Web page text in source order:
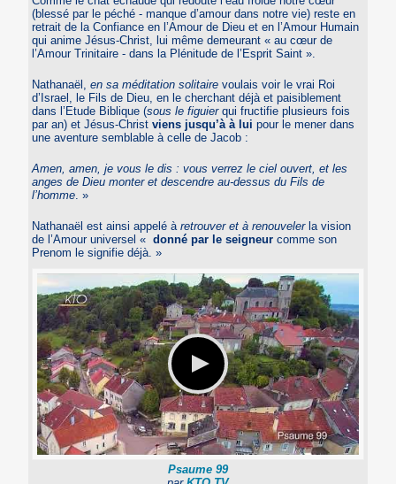
(blessé par le péché - manque d’amour dans notre vie) reste en
retrait de la Confiance en l’Amour de Dieu et en l’Amour Humain
qui anime Jésus-Christ, lui même demeurant « au cœur de
l’Amour Trinitaire - dans la Plénitude de l’Esprit Saint ».
Nathanaël,en sa méditation solitaire voulais voir le vrai Roi
d’Israel, le Fils de Dieu, en le cherchant déjà et paisiblement
dans l’Etude Biblique (sous le figuierqui fructifie plusieurs fois
par an) et Jésus-Christviens jusqu’à à lui pour le mener dans
une aventure semblable à celle de Jacob :
Amen, amen, je vous le dis : vous verrez le ciel ouvert, et les
anges de Dieu monter et descendre au-dessus du Fils de
l’homme . »
Nathanaël est ainsi appelé àretrouver et à renouvelerla vision
de l’Amour universel « donné par le seigneur comme son
Prenom le signifie déjà. »
Psaume 99